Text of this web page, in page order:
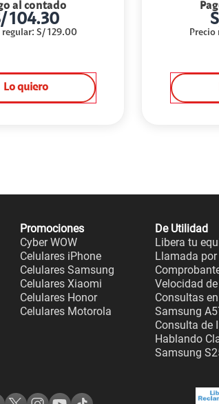
al contado
104.30
regular: S/ 129.00
Lo quiero
Precio
Promociones
Cyber WOW
Celulares iPhone
Celulares Samsung
Celulares Xiaomi
Celulares Honor
Celulares Motorola
De Utilidad
Libera tu
Llamada
Velocidad
Consultas
Samsung
Consulta de
Hablando
Samsung